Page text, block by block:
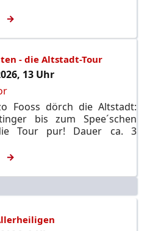
- die Altstadt-Tour
13 Uhr
Fooss dörch die Altstadt:
bis zum Spee´schen
Tour pur! Dauer ca. 3